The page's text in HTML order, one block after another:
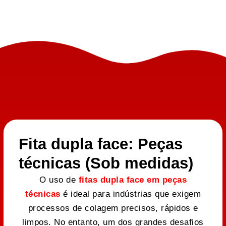
Fita dupla face: Peças
técnicas (Sob medidas)
O uso de fitas dupla face em peças
técnicas é ideal para indústrias que exigem
processos de colagem precisos, rápidos e
limpos. No entanto, um dos grandes desafios